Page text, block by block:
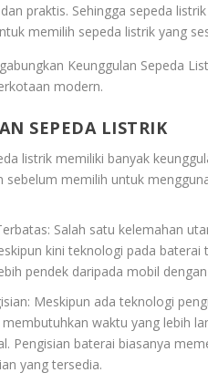
praktis. Sehingga sepeda
memilih sepeda listrik yang
Keunggulan Sepeda
modern.
SEPEDA LISTRIK
listrik memiliki banyak
sebelum memilih untuk
Salah satu kelemahan
kini teknologi pada baterai
pendek daripada mobil
Meskipun ada teknologi
waktu yang lebih
Pengisian baterai biasanya
yang tersedia.